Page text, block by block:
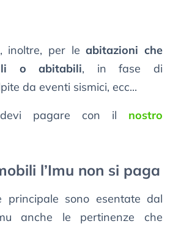
inoltre, per leabitazioni che
o abitabili, in fase di
da eventi sismici, ecc...
devi pagare con il nostro
l’Imu non si paga
principale sono esentate dal
anche le pertinenze che